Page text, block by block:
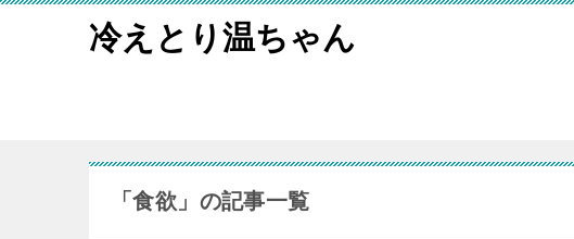
冷えとり温ちゃん
「食欲」の記事一覧